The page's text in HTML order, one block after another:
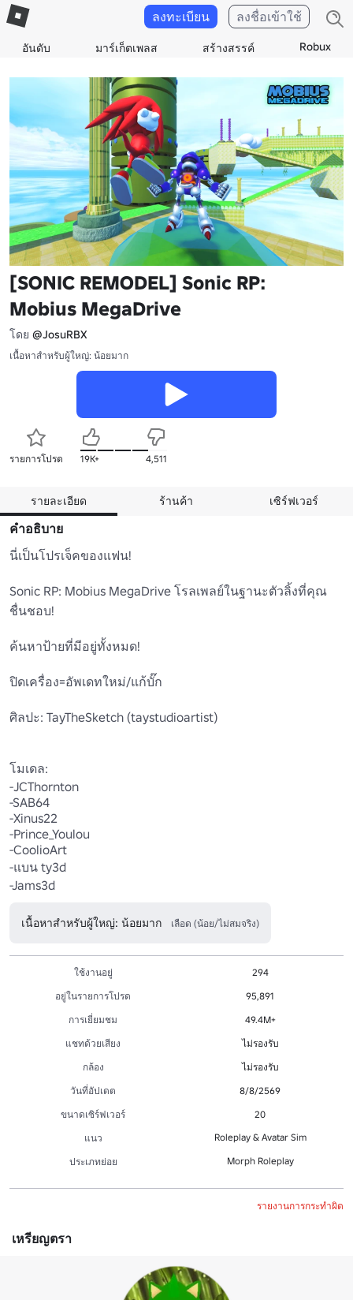
อันดับ มาร์เก็ตเพลส สร้างสรรค์ Robux
ลงทะเบียน ลงชื่อเข้าใช้
[SONIC REMODEL] Sonic RP:
Mobius MegaDrive
โดย @JosuRBX
เนื้อหาสำหรับผู้ใหญ่: น้อยมาก
รายการโปรด 19K+ 4,511
รายละเอียด ร้านค้า เซิร์ฟเวอร์
คำอธิบาย
นี่เป็นโปรเจ็คของแฟน!
Sonic RP: Mobius MegaDrive โรลเพลย์ในฐานะตัวลิ้งที่คุณ
ชื่นชอบ!
ค้นหาป้ายที่มีอยู่ทั้งหมด!
ปิดเครื่อง=อัพเดทใหม่/แก้บั๊ก
ศิลปะ: TayTheSketch (taystudioartist)
โมเดล:
-JCThornton
-SAB64
-Xinus22
-Prince_Youlou
-CoolioArt
-แบน ty3d
-Jams3d
เนื้อหาสำหรับผู้ใหญ่: น้อยมาก เลือด (น้อย/ไม่สมจริง)
ใช้งานอยู่
294
อยู่ในรายการโปรด
95,891
การเยี่ยมชม
49.4M+
แชทด้วยเสียง
ไม่รองรับ
กล้อง
ไม่รองรับ
วันที่อัปเดต
8/8/2569
ขนาดเซิร์ฟเวอร์
20
แนว
Roleplay & Avatar Sim
ประเภทย่อย Morph Roleplay
รายงานการกระทำผิด
เหรียญตรา